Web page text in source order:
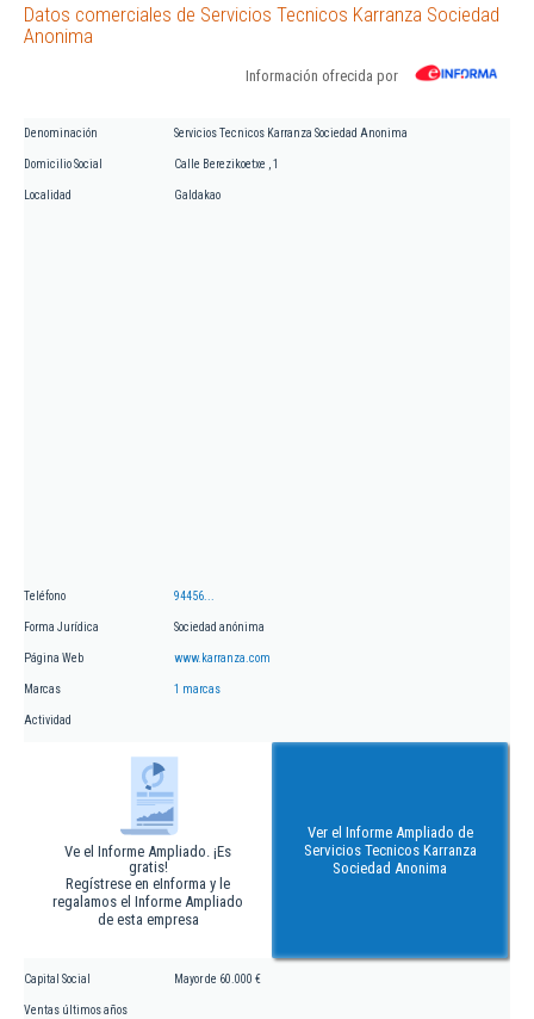
Datos comerciales de Servicios Tecnicos Karranza Sociedad
Anonima
Información ofrecida por
Denominación Servicios Tecnicos Karranza Sociedad Anonima
Domicilio Social Calle Berezikoetxe , 1
Localidad Galdakao
Teléfono 94456...
Forma Jurídica Sociedad anónima
Página Web www.karranza.com
Marcas 1 marcas
Actividad
Ve el Informe Ampliado. ¡Es
gratis!
Regístrese en eInforma y le
regalamos el Informe Ampliado
de esta empresa
Ver el Informe Ampliado de
Servicios Tecnicos Karranza
Sociedad Anonima
Capital Social Mayor de 60.000 €
Ventas últimos años